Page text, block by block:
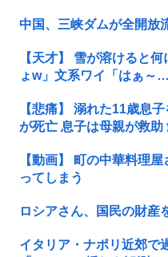
ら登場www
中国、三峡ダムが全開放
【天才】 雪が溶けると
ょw」文系ワイ「はぁ
【悲痛】 溺れた11歳息
が死亡 息子は母親が救助
【動画】 町の中華料理
ってしまう
ロシアさん、国民の財産
イタリア・ナポリ近郊で